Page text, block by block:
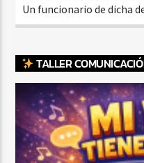
Un funcionario de dicha
TALLER